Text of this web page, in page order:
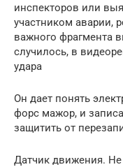
инспекторов или
участником аварии,
важного фрагмента
случилось, в
удара
Он дает понять
форс мажор, и
защитить от
Датчик движения. Не